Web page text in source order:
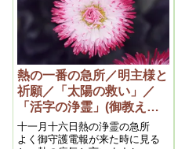
等の器具も費用も要らないで、
一人で一日数十人の患者を施術
出来るのであるから、これこそ
最も進歩せる理想的医術であ
る。
熱の一番の急所／明主様と
祈願／「太陽の救い」／
「活字の浄霊」(御教え集
16号 昭和27年11月16日①)
十一月十六日熱の浄霊の急所
よく御守護電報が来た時に見る